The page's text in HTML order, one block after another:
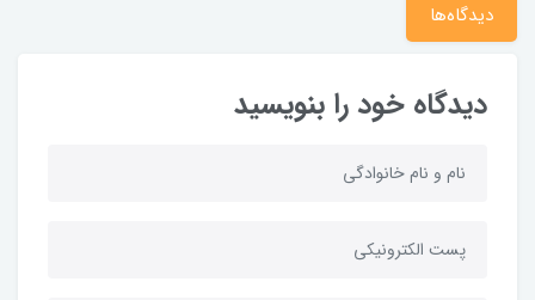
دیدگاه‌ها
دیدگاه خود را بنویسید